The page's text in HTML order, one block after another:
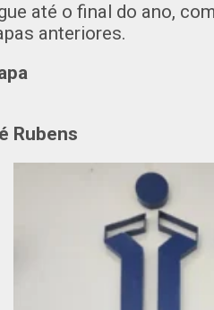
até o final do ano,
anteriores.
Rubens